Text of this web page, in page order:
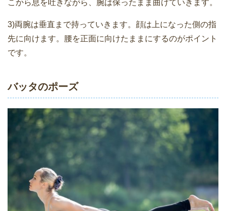
こから息を吐きながら、腕は保ったまま曲げていきます。
3)両腕は垂直まで持っていきます。顔は上になった側の指
先に向けます。腰を正面に向けたままにするのがポイント
です。
バッタのポーズ